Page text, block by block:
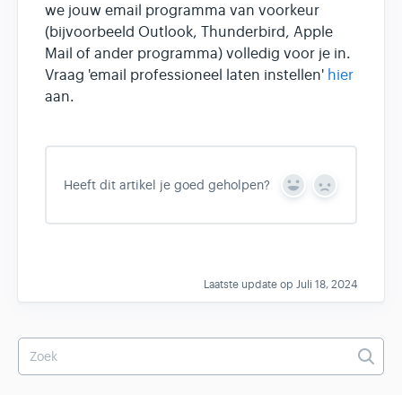
we jouw email programma van voorkeur
(bijvoorbeeld Outlook, Thunderbird, Apple
Mail of ander programma) volledig voor je in.
Vraag 'email professioneel laten instellen' hier
aan.
Heeft dit artikel je goed geholpen?
Y
s
N
Laatste update op Juli 18, 2024